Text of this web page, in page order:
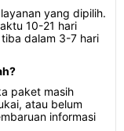
yang dipilih.
10-21 hari
dalam 3-7 hari
paket masih
atau belum
informasi